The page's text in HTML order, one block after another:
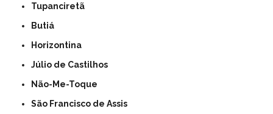
Tupanciretã
Butiá
Horizontina
Júlio de Castilhos
Não-Me-Toque
São Francisco de Assis